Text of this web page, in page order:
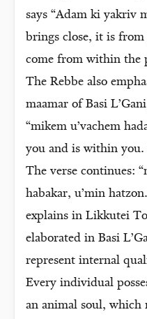
says “Adam ki yakriv
brings close, it is
come from within the
The Rebbe also
maamar of Basi
“mikem u’vachem
The verse continues:
habakar, u’min
explains in Likkutei
elaborated in Basi
represent internal
Every individual
an animal soul,